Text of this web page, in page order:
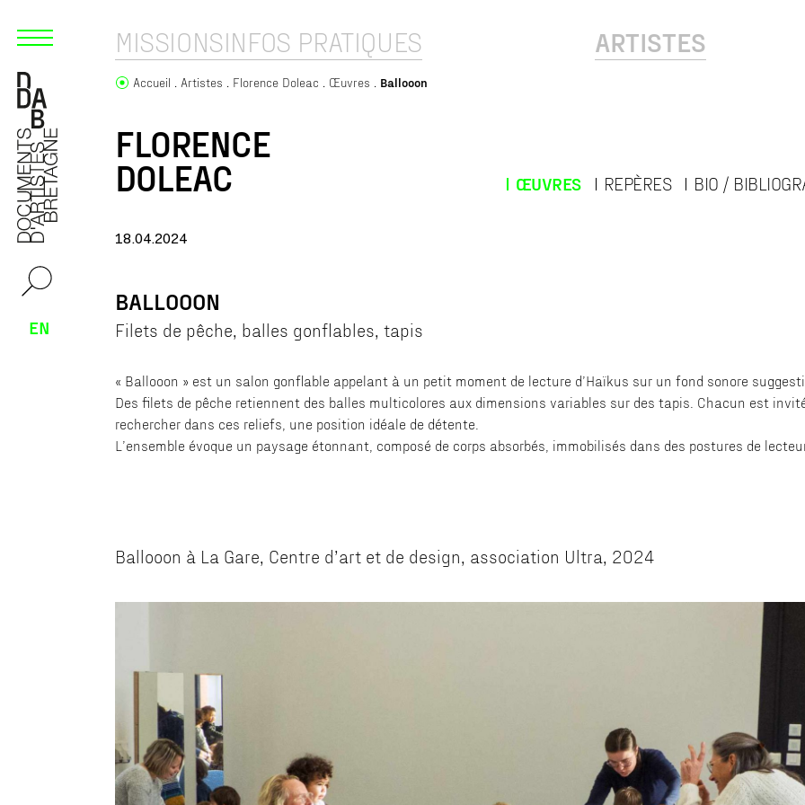
EN
MISSIONSINFOS PRATIQUES ARTISTES
Accueil Artistes Florence Doleac Œuvres Ballooon
FLORENCE
DOLEAC ŒUVRES REPÈRES BIO /
18.04.2024
BALLOOON
Filets de pêche, balles gonflables, tapis
« Ballooon » est un salon gonflable appelant à un petit moment de lecture d’Haïkus sur un fond sonore
Des filets de pêche retiennent des balles multicolores aux dimensions variables sur des tapis. Chacun est
rechercher dans ces reliefs, une position idéale de détente.
L’ensemble évoque un paysage étonnant, composé de corps absorbés, immobilisés dans des postures de
Ballooon à La Gare, Centre d’art et de design, association Ultra, 2024